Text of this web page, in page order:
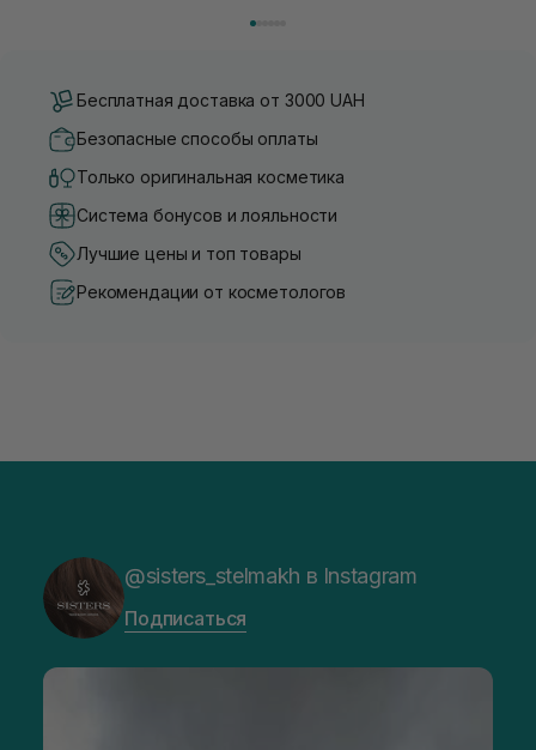
Бесплатная доставка от 3000 UAH
Безопасные способы оплаты
Только оригинальная косметика
Система бонусов и лояльности
Лучшие цены и топ товары
Рекомендации от косметологов
@sisters_stelmakh в Instagram
Подписаться